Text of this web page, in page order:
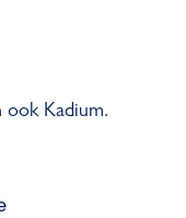
ook Kadium.